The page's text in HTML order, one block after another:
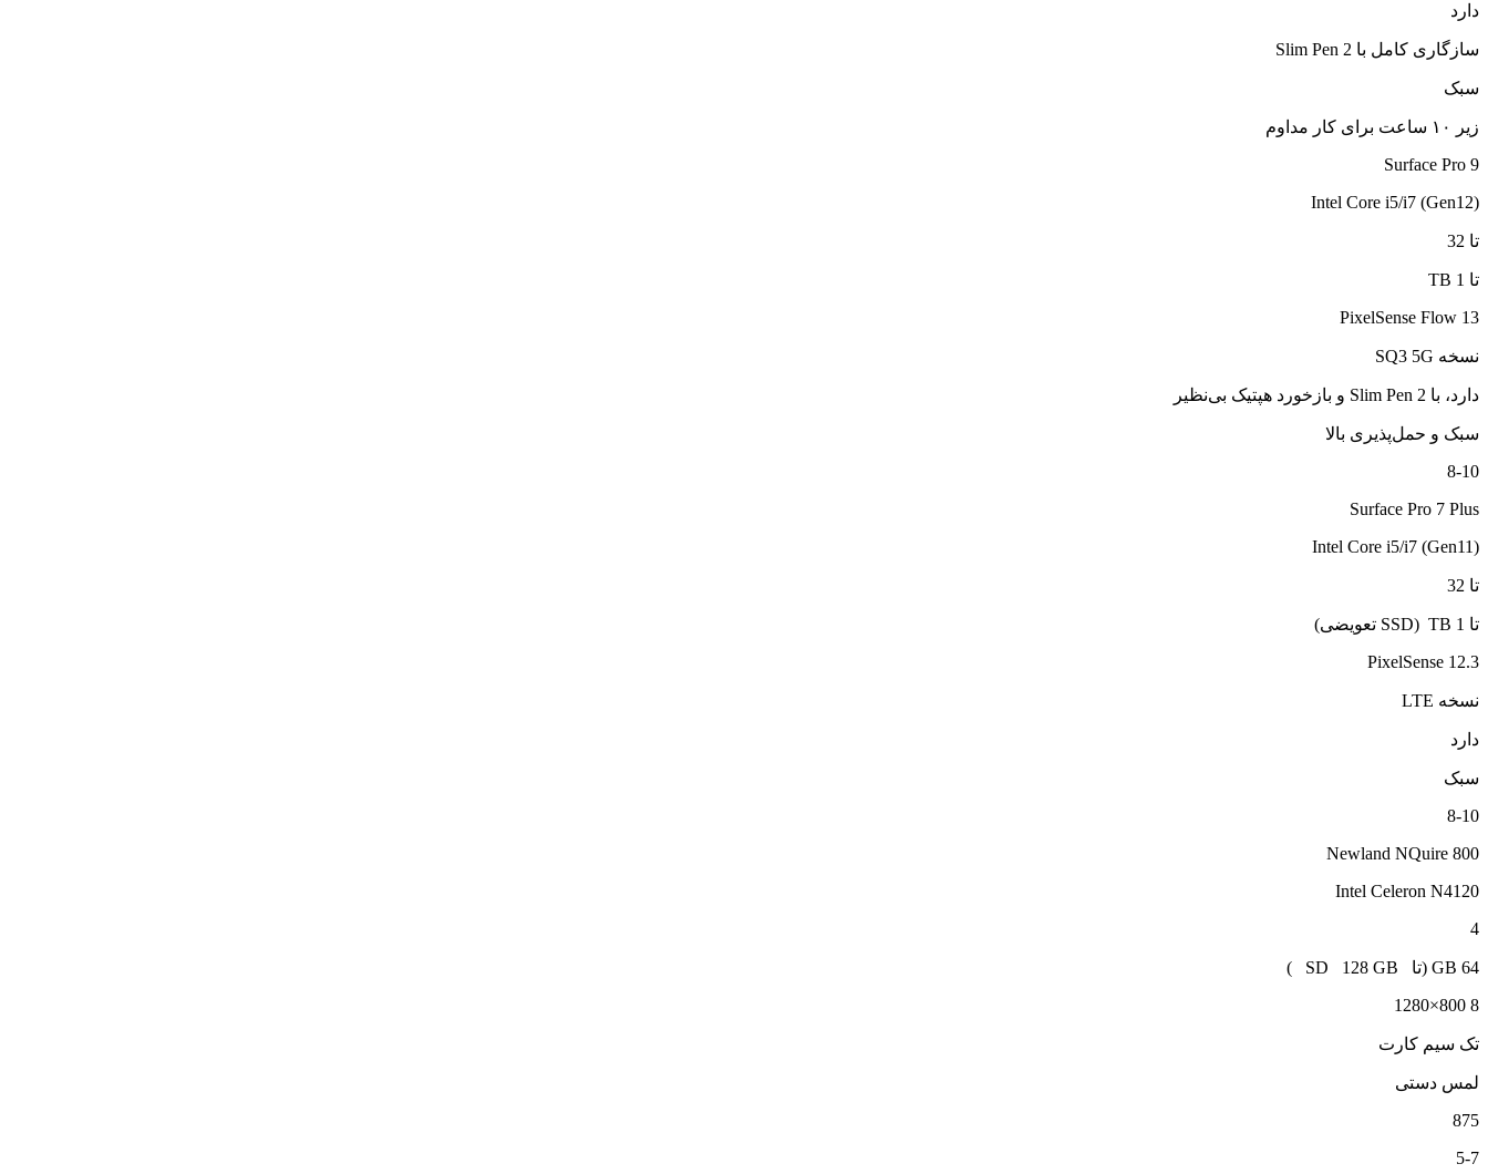
دارد
سازگاری کامل با Slim Pen 2
سبک
زیر ۱۰ ساعت برای کار مداوم
Surface Pro 9
Intel Core i5/i7 (Gen12)
تا 32
تا 1 TB
13 PixelSense Flow
نسخه SQ3 5G
دارد، با Slim Pen 2 و بازخورد هپتیک بی‌نظیر
سبک و حمل‌پذیری بالا
8-10
Surface Pro 7 Plus
Intel Core i5/i7 (Gen11)
تا 32
تا 1 TB (SSD تعویضی)
12.3 PixelSense
نسخه LTE
دارد
سبک
8-10
Newland NQuire 800
Intel Celeron N4120
4
64 GB (تا SD 128 GB )
8 800×1280
تک سیم کارت
لمس دستی
875
5-7